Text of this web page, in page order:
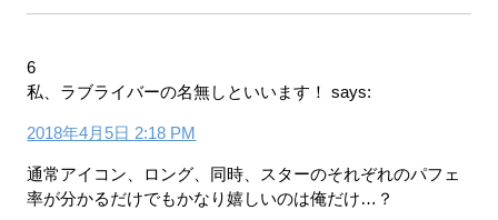
6
私、ラブライバーの名無しといいます！
says:
2018年4月5日 2:18 PM
通常アイコン、ロング、同時、スターのそれぞれのパフェ
率が分かるだけでもかなり嬉しいのは俺だけ…？